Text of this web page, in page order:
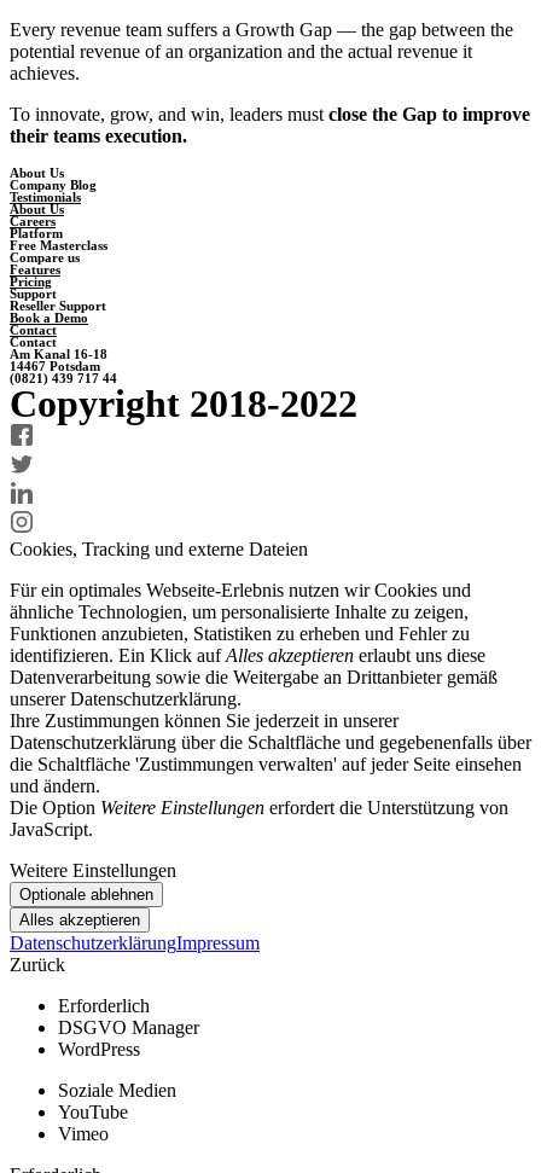
Every revenue team suffers a Growth Gap — the gap between the
potential revenue of an organization and the actual revenue it
achieves.
To innovate, grow, and win, leaders must close the Gap to improve
their teams execution.
About Us
Company Blog
Testimonials
About Us
Careers
Platform
Free Masterclass
Compare us
Features
Pricing
Support
Reseller Support
Book a Demo
Contact
Contact
Am Kanal 16-18
14467 Potsdam
(0821) 439 717 44
Copyright 2018-2022
Cookies, Tracking und externe Dateien
Für ein optimales Webseite-Erlebnis nutzen wir Cookies und
ähnliche Technologien, um personalisierte Inhalte zu zeigen,
Funktionen anzubieten, Statistiken zu erheben und Fehler zu
identifizieren. Ein Klick aufAlles akzeptieren erlaubt uns diese
Datenverarbeitung sowie die Weitergabe an Drittanbieter gemäß
unserer Datenschutzerklärung.
Ihre Zustimmungen können Sie jederzeit in unserer
Datenschutzerklärung über die Schaltfläche und gegebenenfalls über
die Schaltfläche 'Zustimmungen verwalten' auf jeder Seite einsehen
und ändern.
Die Option Weitere Einstellungen erfordert die Unterstützung von
JavaScript.
Weitere Einstellungen
DatenschutzerklärungImpressum
Zurück
Erforderlich
DSGVO Manager
WordPress
Soziale Medien
YouTube
Vimeo